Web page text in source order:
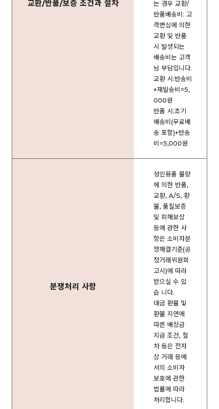
교환/반품/보증 조건과 절차
는 경우 교환/
반품배송비: 고
객변심에 의한
교환 및 반품
시 발생되는
배송비는 고객
님 부담입니다.
교환 시:반송비
+재발송비=5,
000원
반품 시:초기
배송비(무료배
송 포함)+반송
비=5,000원
분쟁처리 사항
성인용품 불량
에 의한 반품,
교환, A/S, 환
불, 품질보증
및 피해보상
등에 관한 사
항은 소비자분
쟁해결기준(공
정거래위원회
고시)에 따라
받으실 수 있
습 니다.
대금 환불 및
환불 지연에
따른 배상금
지급 조건, 절
차 등은 전자
상 거래 등에
서의 소비자
보호에 관한
법률에 따라
처리합니다.